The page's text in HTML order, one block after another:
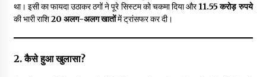
था। इसी का फायदा उठाकर ठगों ने पूरे सिस्टम को चकमा दिया और11.55 करोड़ रुपये
की भारी राशि20 अलग-अलग खातोंमें ट्रांसफर कर दी।
2. कैसे हुआ खुलासा?